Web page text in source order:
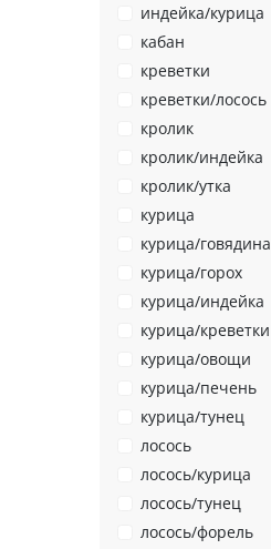
индейка/курица
кабан
креветки
креветки/лосось
кролик
кролик/индейка
кролик/утка
курица
курица/говядина
курица/горох
курица/индейка
курица/креветки
курица/овощи
курица/печень
курица/тунец
лосось
лосось/курица
лосось/тунец
лосось/форель